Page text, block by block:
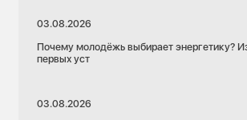
03.08.2026
Почему молодёжь выбирает энергетику?
первых уст
03.08.2026